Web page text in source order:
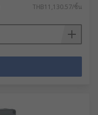
THB11,130.57/ชิ้น